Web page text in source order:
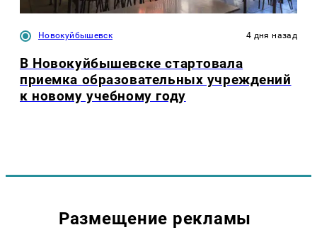
Новокуйбышевск 4 дня назад
В Новокуйбышевске стартовала
приемка образовательных учреждений
к новому учебному году
Размещение рекламы